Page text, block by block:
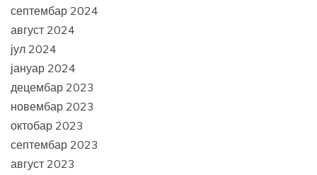
септембар 2024
август 2024
јул 2024
јануар 2024
децембар 2023
новембар 2023
октобар 2023
септембар 2023
август 2023